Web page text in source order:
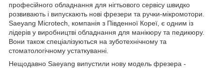
професійного обладнання для нігтьового сервісу швидко
розвивають і випускають нові фрезери та ручки-мікромотори.
Saeyang Microtech, компанія з Південної Кореї, є одним із
лідерів у виробництві обладнання для манікюру та педикюру.
Вони також спеціалізуються на зуботехнічному та
стоматологічному устаткуванні.
Нещодавно Saeyang випустили нову модель фрезера -